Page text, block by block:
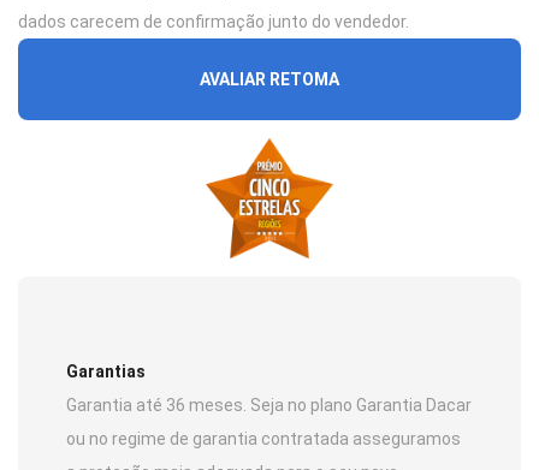
dados carecem de confirmação junto do vendedor.
AVALIAR RETOMA
Garantias
Garantia até 36 meses. Seja no plano Garantia Dacar
ou no regime de garantia contratada asseguramos